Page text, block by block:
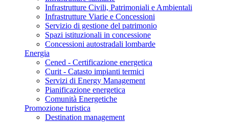
Infrastrutture Civili, Patrimoniali e Ambientali
Infrastrutture Viarie e Concessioni
Servizio di gestione del patrimonio
Spazi istituzionali in concessione
Concessioni autostradali lombarde
Energia
Cened - Certificazione energetica
Curit - Catasto impianti termici
Servizi di Energy Management
Pianificazione energetica
Comunità Energetiche
Promozione turistica
Destination management